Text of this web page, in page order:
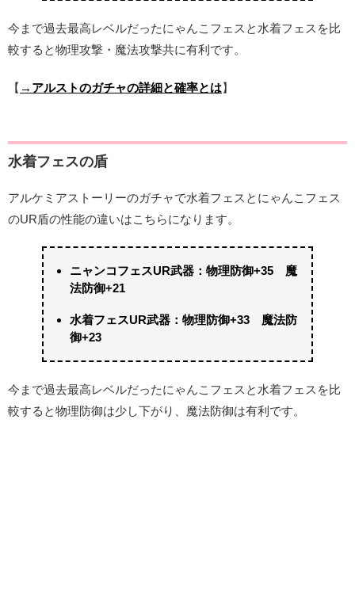
今まで過去最高レベルだったにゃんこフェスと水着フェスを比
較すると物理攻撃・魔法攻撃共に有利です。
【 →アルストのガチャの詳細と確率とは】
水着フェスの盾
アルケミアストーリーのガチャで水着フェスとにゃんこフェス
のUR盾の性能の違いはこちらになります。
ニャンコフェスUR武器：物理防御+35 魔
法防御+21
水着フェスUR武器：物理防御+33 魔法防
御+23
今まで過去最高レベルだったにゃんこフェスと水着フェスを比
較すると物理防御は少し下がり、魔法防御は有利です。